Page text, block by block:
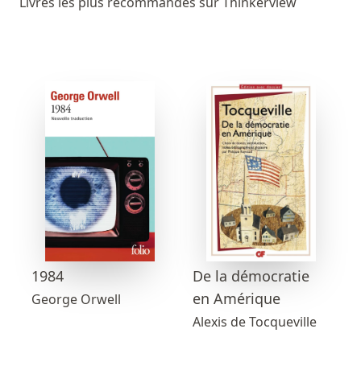
1984
George Orwell
De la démocratie
en Amérique
Alexis de Tocqueville